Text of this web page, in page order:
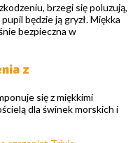
brzegi się poluzują,
będzie ją gryzł. Miękka
bezpieczna w
z
się z miękkimi
dla świnek morskich i